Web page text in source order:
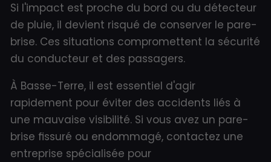
Si l'impact est proche du bord ou du détecteur
de pluie, il devient risqué de conserver le pare-
brise. Ces situations compromettent la sécurité
du conducteur et des passagers.
À Basse-Terre, il est essentiel d'agir
rapidement pour éviter des accidents liés à
une mauvaise visibilité. Si vous avez un pare-
brise fissuré ou endommagé, contactez une
entreprise spécialisée pour